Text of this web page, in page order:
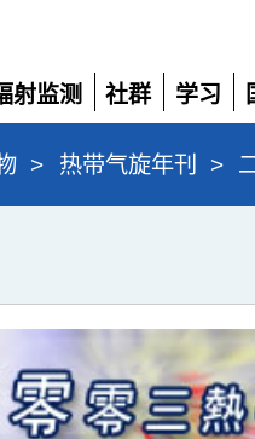
射监测
社群
展
开
学习
展
开
> 热带气旋年刊 >